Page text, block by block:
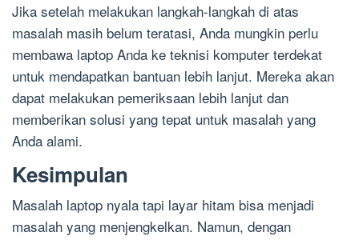
Jika setelah melakukan langkah-langkah di atas
masalah masih belum teratasi, Anda mungkin perlu
membawa laptop Anda ke teknisi komputer terdekat
untuk mendapatkan bantuan lebih lanjut. Mereka akan
dapat melakukan pemeriksaan lebih lanjut dan
memberikan solusi yang tepat untuk masalah yang
Anda alami.
Kesimpulan
Masalah laptop nyala tapi layar hitam bisa menjadi
masalah yang menjengkelkan. Namun, dengan